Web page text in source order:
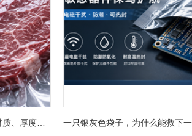
尼龙真空袋为什么会漏气？PA/PE材质、厚度和选购方法一次讲清